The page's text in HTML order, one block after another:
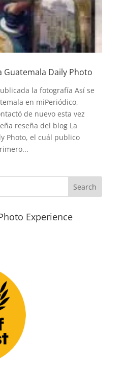
Guatemala Daily Photo
la fotografía Así se
en miPeriódico,
de nuevo esta vez
reseña del blog La
Photo, el cuál publico
Experience